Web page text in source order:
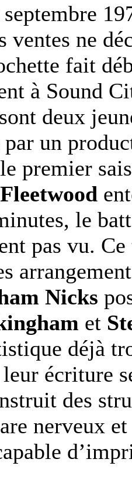
ventes ne
fait
à Sound
sont deux
par un
premier
le
pas vu.
Nicks
et
déjà
leur écriture
des
nerveux